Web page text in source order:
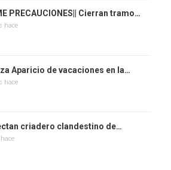
PRECAUCIONES|| Cierran tramo…
hace
Aparicio de vacaciones en la…
hace
criadero clandestino de…